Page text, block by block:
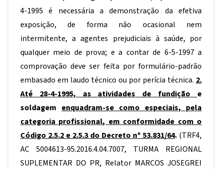
4-1995 é necessária a demonstração da efetiva
exposição, de forma não ocasional nem
intermitente, a agentes prejudiciais à saúde, por
qualquer meio de prova; e a contar de 6-5-1997 a
comprovação deve ser feita por formulário-padrão
embasado em laudo técnico ou por perícia técnica. 2.
Até 28-4-1995, as atividades de fundição e
soldagem enquadram-se como especiais, pela
categoria profissional, em conformidade com o
Código 2.5.2 e 2.5.3 do Decreto nº 53.831/64. (TRF4,
AC 5004613-95.2016.4.04.7007, TURMA REGIONAL
SUPLEMENTAR DO PR, Relator MARCOS JOSEGREI